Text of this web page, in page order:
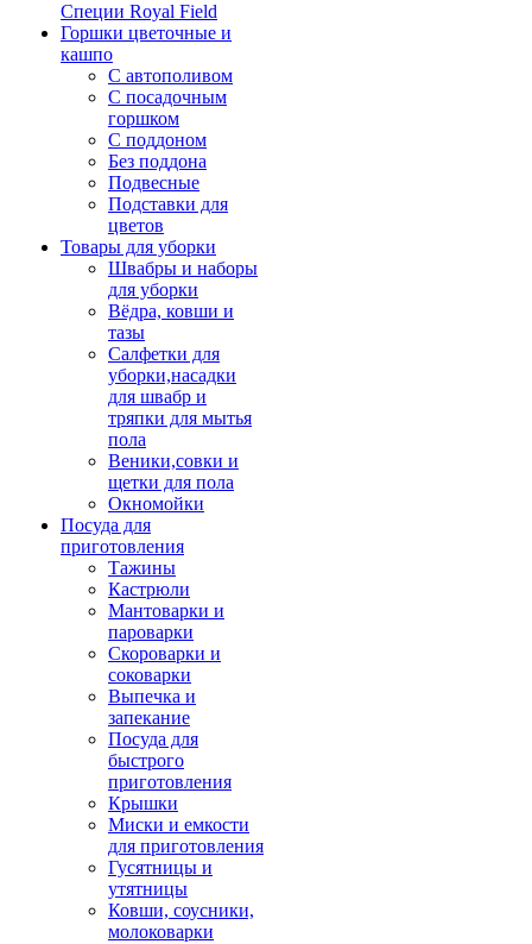
Специи Royal Field
Горшки цветочные и
кашпо
С автополивом
С посадочным
горшком
С поддоном
Без поддона
Подвесные
Подставки для
цветов
Товары для уборки
Швабры и наборы
для уборки
Вёдра, ковши и
тазы
Салфетки для
уборки,насадки
для швабр и
тряпки для мытья
пола
Веники,совки и
щетки для пола
Окномойки
Посуда для
приготовления
Тажины
Кастрюли
Мантоварки и
пароварки
Скороварки и
соковарки
Выпечка и
запекание
Посуда для
быстрого
приготовления
Крышки
Миски и емкости
для приготовления
Гусятницы и
утятницы
Ковши, соусники,
молоковарки